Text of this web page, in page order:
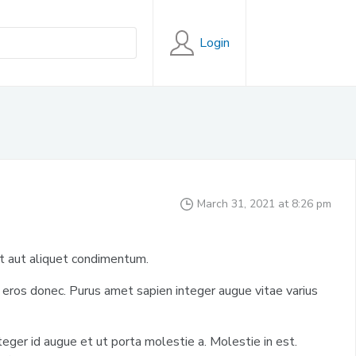
Login
March 31, 2021 at 8:26 pm
aut aliquet condimentum.
donec. Purus amet sapien integer augue vitae varius
id augue et ut porta molestie a. Molestie in est.